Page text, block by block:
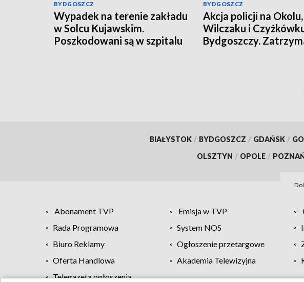
BYDGOSZCZ
Wypadek na terenie zakładu
w Solcu Kujawskim.
Poszkodowani są w szpitalu
BYDGOSZCZ
Akcja policji na Okolu,
Wilczaku i
Bydgoszczy.
BIAŁYSTOK / BYDGOSZCZ / GDAŃSK /
OLSZTYN / OPOLE /
Abonament TVP Emisja w TVP
Rada Programowa
System NOS
Biuro Reklamy
Ogłoszenie przetargowe
Oferta Handlowa
Akademia Telewizyjna
Telegazeta ogłoszenia